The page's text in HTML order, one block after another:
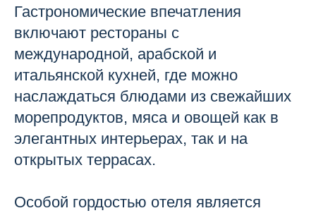
Гастрономические впечатления
включают рестораны с
международной, арабской и
итальянской кухней, где можно
наслаждаться блюдами из свежайших
морепродуктов, мяса и овощей как в
элегантных интерьерах, так и на
открытых террасах.
Особой гордостью отеля является